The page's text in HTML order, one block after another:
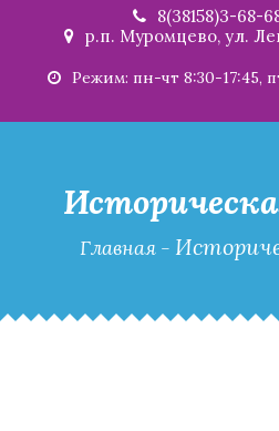
8(38158)3-68-
р.п. Муромцево, ул.
Режим: пн-чт 8:30-17:45,
Главная -